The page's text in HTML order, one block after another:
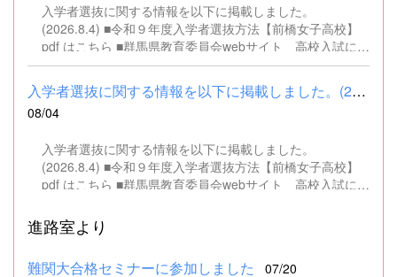
する方は、応募できませんので御了承ください。 （1）地
方公務員法第16条に該当する者（以下のいずれかに該当す
る人） ・禁錮以上の刑に処せられ、その執行を終わるまで
又は執行を受けることがなくなるまでの者 ・群馬県職員と
して懲戒免職の処分を受け、当該処分の日から2年を経過
しない者 ・人事委員会又は公平委員会の委員の職にあっ
て、地方公務員法第60条から第63条までに規定する罪を犯
政府を暴力で破壊することを主張する政党その他の団体を
結成し、又はこれに加入した者 （2）平成11年改正前の民
法の規定による準禁治産の宣告を受けている者（心...
入学者選抜に関する情報を以下に掲載しました。
(2026.8.4) ■令和９年度入学者選抜方法【前橋女子高校】
pdf はこちら ■群馬県教育委員会webサイト 高校入試に関
するページはこちら
入学者選抜に関する情報を以下に掲載しました。(2026.8.4) ■令和...
08/04
入学者選抜に関する情報を以下に掲載しました。
(2026.8.4) ■令和９年度入学者選抜方法【前橋女子高校】
pdf はこちら ■群馬県教育委員会webサイト 高校入試に関
進路室より
難関大合格セミナーに参加しました 07/20